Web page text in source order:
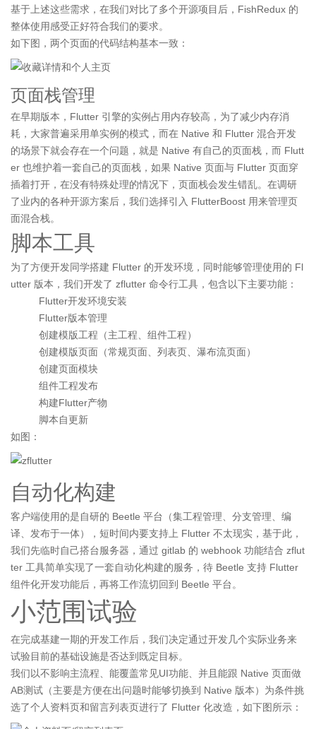
基于上述这些需求，在我们对比了多个开源项目后，FishRedux 的
整体使用感受正好符合我们的要求。
如下图，两个页面的代码结构基本一致：
页面栈管理
在早期版本，Flutter 引擎的实例占用内存较高，为了减少内存消
耗，大家普遍采用单实例的模式，而在 Native 和 Flutter 混合开发
的场景下就会存在一个问题，就是 Native 有自己的页面栈，而 Flutt
er 也维护着一套自己的页面栈，如果 Native 页面与 Flutter 页面穿
插着打开，在没有特殊处理的情况下，页面栈会发生错乱。在调研
了业内的各种开源方案后，我们选择引入 FlutterBoost 用来管理页
面混合栈。
脚本工具
为了方便开发同学搭建 Flutter 的开发环境，同时能够管理使用的 Fl
utter 版本，我们开发了 zflutter 命令行工具，包含以下主要功能：
Flutter开发环境安装
Flutter版本管理
创建模版工程（主工程、组件工程）
创建模版页面（常规页面、列表页、瀑布流页面）
创建页面模块
组件工程发布
构建Flutter产物
脚本自更新
如图：
自动化构建
客户端使用的是自研的 Beetle 平台（集工程管理、分支管理、编
译、发布于一体），短时间内要支持上 Flutter 不太现实，基于此，
我们先临时自己搭台服务器，通过 gitlab 的 webhook 功能结合 zflut
ter 工具简单实现了一套自动化构建的服务，待 Beetle 支持 Flutter
组件化开发功能后，再将工作流切回到 Beetle 平台。
小范围试验
在完成基建一期的开发工作后，我们决定通过开发几个实际业务来
试验目前的基础设施是否达到既定目标。
我们以不影响主流程、能覆盖常见UI功能、并且能跟 Native 页面做
AB测试（主要是方便在出问题时能够切换到 Native 版本）为条件挑
选了个人资料页和留言列表页进行了 Flutter 化改造，如下图所示：